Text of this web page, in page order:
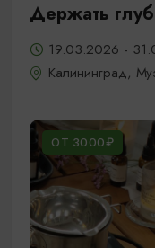
Держать
19.03.2026 -
Калининград,
ОТ 3000₽